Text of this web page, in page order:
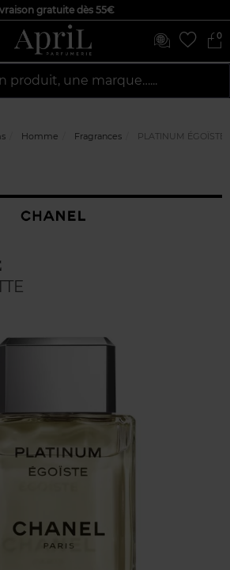
gratuite dès 55€
0
produit, une marque…...
Homme Fragrances PLATINUM ÉGOÏSTE